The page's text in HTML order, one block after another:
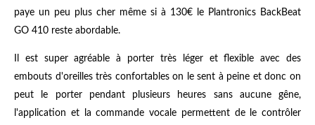
paye un peu plus cher même si à 130€ le Plantronics BackBeat
GO 410 reste abordable.
Il est super agréable à porter très léger et flexible avec des
embouts d'oreilles très confortables on le sent à peine et donc on
peut le porter pendant plusieurs heures sans aucune gêne,
l'application et la commande vocale permettent de le contrôler